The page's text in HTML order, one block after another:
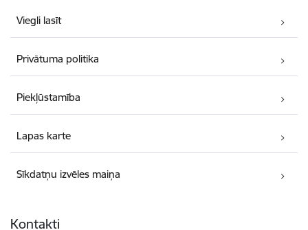
Viegli lasīt
Privātuma politika
Piekļūstamība
Lapas karte
Sīkdatņu izvēles maiņa
Kontakti